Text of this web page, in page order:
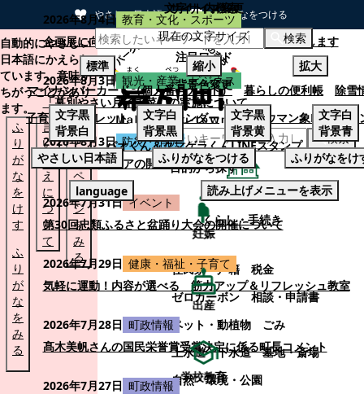
やさしい日本語 ひらがなをつける
本文へスキップする
自動的にやさしい
日本語にかえられ
ています。意味が
ちがうことがあり
ます。
ふ
り
が
な
を
け
す
ふ
り
が
な
を
み
る
言
い
替
え
に
つ
い
て
も
と
の
ペ
ー
ジ
を
み
る
検索
くらし・手続き
くらし・手続き
住民票・戸籍
税金
ゼロカーボン
相談・申請書
ペット・動植物
ごみ
上水道・下水道
墓地・斎場
自然・環境・公園
2026年8月4日 教育・文化・スポーツ
企画展に向けて：安東ウメ子さんとの思い出を募集します
2026年8月3日 観光・産業・ビジネス
「幕別やさい月イチ菜」の実施について
2026年8月3日 防災・消防
幕別町防災フェアの開催について
2026年7月31日 イベント
第30回忠類ふるさと盆踊り大会の開催について
2026年7月29日 健康・福祉・子育て
気軽に運動！内容が選べる 筋力アップ＆リフレッシュ教室
2026年7月28日 町政情報
髙木美帆さんの国民栄誉賞受賞決定に係る町長コメント
2026年7月27日 町政情報
サイト内検索
検索
注目ワード
マイナンバーカード（個人番号カード） 暮らしの便利帳
除雪
子育てパンフレット
ごみカレンダー
忠類ナウマン象LINEスタ
パオくん＆クマゲラくんLINEスタンプ
目的から探す
妊娠
出産
学校教育
文字サイズ変更
現在の文字サイズ
標準
縮小
拡大
背景色変更
文字黒
背景白
文字白
背景黒
文字黒
背景黄
文字白
背景青
やさしい日本語
ふりがなをつける ふりがなをけ
language 読み上げメニューを表示